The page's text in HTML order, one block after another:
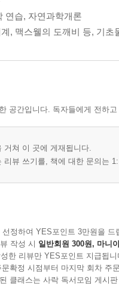
연습, 자연과학개론
, 맥스웰의 도깨비 등, 기초
공간입니다. 독자들에게 전하
거쳐 이 곳에 게재됩니다.
리뷰 쓰기를, 책에 대한 문의는
정하여 YES포인트 3만원을 드
작성 시 일반회원 300원, 마니
한 리뷰만 YES포인트 지급됩니
확정 시점부터 마지막 회차 주
클래스는 사락 독서모임 게시